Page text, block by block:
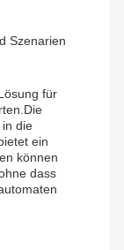
Szenarien
für
in die
ein
können
dass